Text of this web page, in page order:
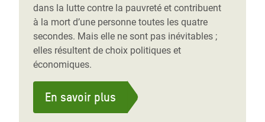
dans la lutte contre la pauvreté et contribuent
à la mort d’une personne toutes les quatre
secondes. Mais elle ne sont pas inévitables ;
elles résultent de choix politiques et
économiques.
En savoir plus